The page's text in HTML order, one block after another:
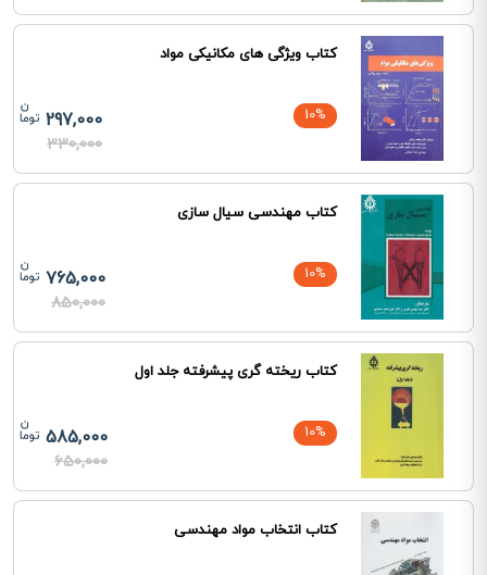
کتاب ویژگی های مکانیکی مواد
10%
297,000
330,000
کتاب مهندسی سیال سازی
10%
765,000
850,000
کتاب ریخته گری پیشرفته جلد اول
10%
585,000
650,000
کتاب انتخاب مواد مهندسی